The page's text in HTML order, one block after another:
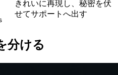
きれいに再現し、秘密を伏
せてサポートへ出す
分ける